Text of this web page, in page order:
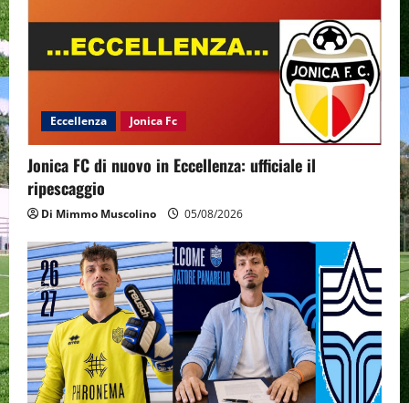
Eccellenza Jonica Fc
Jonica FC di nuovo in Eccellenza: ufficiale il
ripescaggio
Di Mimmo Muscolino 05/08/2026